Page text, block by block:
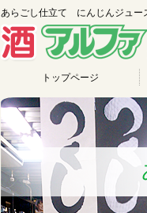
あらごし仕立て にんじんジュー
トップページ